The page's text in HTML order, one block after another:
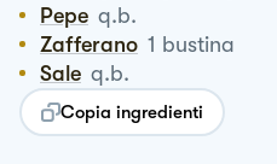
Pepe q.b.
Zafferano 1 bustina
Sale q.b.
Copia ingredienti